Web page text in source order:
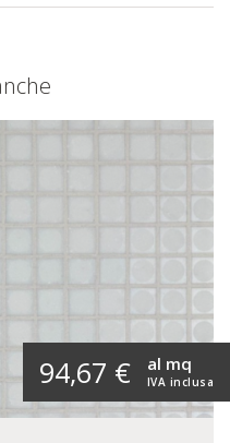
94,67 € IVA inclusa
al mq